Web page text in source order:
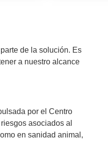
de la solución. Es
a nuestro alcance
por el Centro
asociados al
en sanidad animal,